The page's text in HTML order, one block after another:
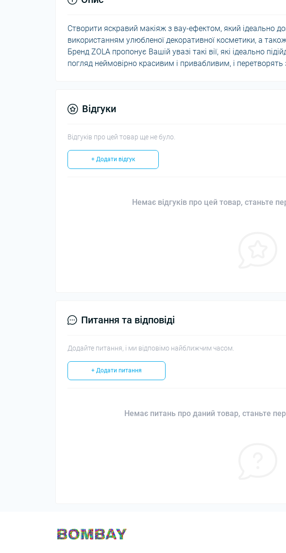
Створити яскравий макіяж з вау-ефектом, який ідеально
використанням улюбленої декоративної косметики, а також
Бренд ZOLA пропонує Вашій увазі такі вії, які ідеально
погляд неймовірно красивим і привабливим, і
Відгуки
Відгуків про цей товар ще не було.
+ Додати відгук
Немає відгуків про цей товар, станьте
Питання та відповіді
Додайте питання, і ми відповімо найближчим часом.
+ Додати питання
Немає питань про даний товар, станьте